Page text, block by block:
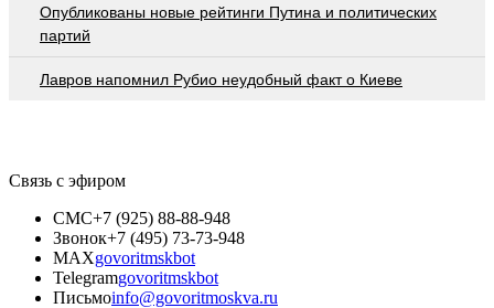
Опубликованы новые рейтинги Путина и политических
партий
Лавров напомнил Рубио неудобный факт о Киеве
Связь с эфиром
СМС+7 (925) 88-88-948
Звонок+7 (495) 73-73-948
MAXgovoritmskbot
Telegramgovoritmskbot
Письмоinfo@govoritmoskva.ru